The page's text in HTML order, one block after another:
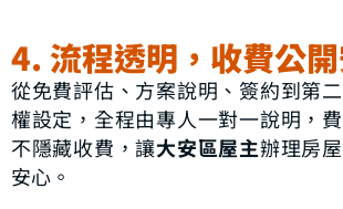
4. 流程透明，收費公
從免費評估、方案說明、簽約到第
權設定，全程由專人一對一說明，
不隱藏收費，讓大安區屋主辦理房
安心。